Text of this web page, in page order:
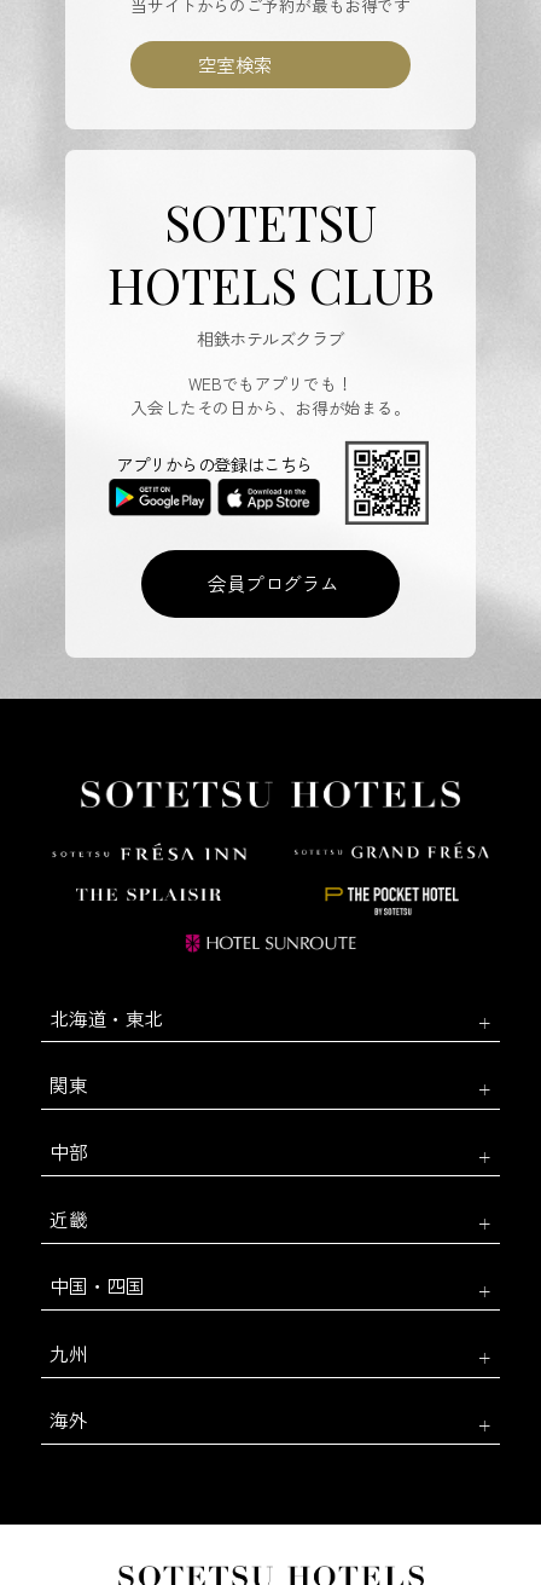
当サイトからのご予約が最もお得です
空室検索
SOTETSU
HOTELS CLUB
相鉄ホテルズクラブ
WEBでもアプリでも！
入会したその日から、お得が始まる。
会員プログラム
アプリからの登録はこちら
北海道・東北
関東
中部
近畿
中国・四国
九州
海外